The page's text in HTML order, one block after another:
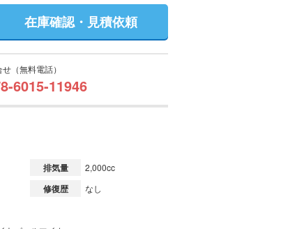
在庫確認・見積依頼
（無料電話）
6015-11946
排気量 2,000cc
修復歴 なし